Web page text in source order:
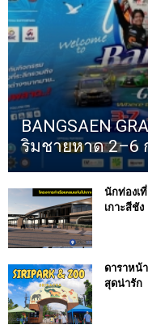
BANGSAEN
ริมชายหาด 2–6
นักท่องเ
เกาะสีชัง
ดาราหน้
สุดน่ารัก